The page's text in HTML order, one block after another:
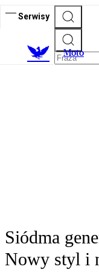
Serwisy
Moto
Siódma
Nowy styl i